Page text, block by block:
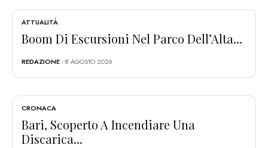
ATTUALITÀ
Boom Di Escursioni Nel Parco Dell’Alta...
REDAZIONE- 8 AGOSTO 2026
CRONACA
Bari, Scoperto A Incendiare Una
Discarica...